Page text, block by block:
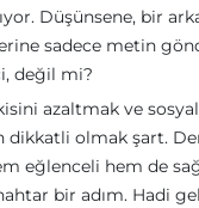
Düşünsene, bir
sadece metin
değil mi?
azaltmak ve
dikkatli olmak şart.
eğlenceli hem de
bir adım. Hadi